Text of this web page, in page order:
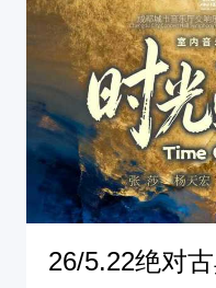
26/5.22绝对